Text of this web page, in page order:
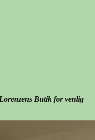
Butik for venlig